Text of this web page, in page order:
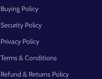
Buying Policy
Security Policy
Privacy Policy
Terms & Conditions
Refund & Returns Policy